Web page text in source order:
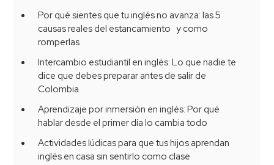
Por qué sientes que tu inglés no avanza: las 5
causas reales del estancamiento y como
romperlas
Intercambio estudiantil en inglés: Lo que nadie te
dice que debes preparar antes de salir de
Colombia
Aprendizaje por inmersión en inglés: Por qué
hablar desde el primer día lo cambia todo
Actividades lúdicas para que tus hijos aprendan
inglés en casa sin sentirlo como clase